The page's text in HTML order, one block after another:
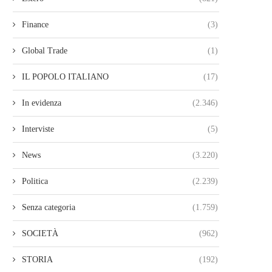
Finance (3)
Global Trade (1)
IL POPOLO ITALIANO (17)
In evidenza (2.346)
Interviste (5)
News (3.220)
Politica (2.239)
Senza categoria (1.759)
SOCIETÀ (962)
STORIA (192)